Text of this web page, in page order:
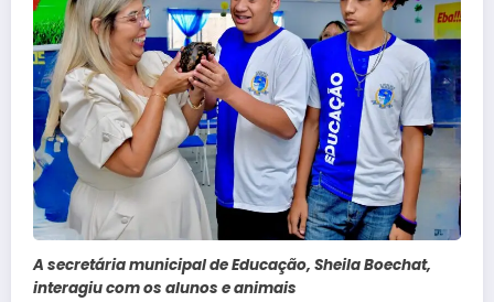
A secretária municipal de Educação, Sheila Boechat,
interagiu com os alunos e animais